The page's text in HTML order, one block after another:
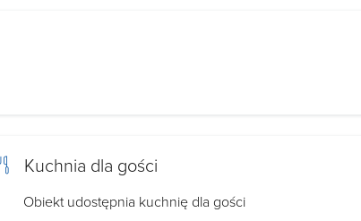
Kuchnia dla gości
Obiekt udostępnia kuchnię dla gości